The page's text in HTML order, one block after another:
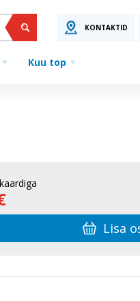
KONTAKTID
Kuu top
Lisa